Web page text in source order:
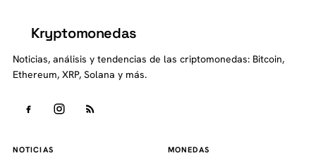
Kryptomonedas
Noticias, análisis y tendencias de las criptomonedas: Bitcoin,
Ethereum, XRP, Solana y más.
NOTICIAS MONEDAS